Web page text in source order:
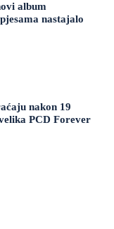
album
nastajalo
nakon 19
PCD Forever